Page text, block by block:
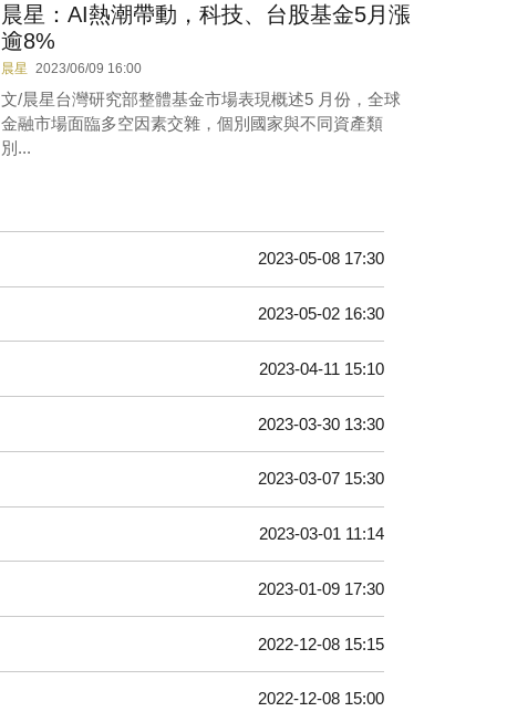
晨星：AI熱潮帶動，科技、台股基金5月漲
逾8%
晨星 2023/06/09 16:00
文/晨星台灣研究部整體基金市場表現概述5 月份，全球
金融市場面臨多空因素交雜，個別國家與不同資產類
別...
2023-05-08 17:30
2023-05-02 16:30
2023-04-11 15:10
2023-03-30 13:30
2023-03-07 15:30
2023-03-01 11:14
2023-01-09 17:30
2022-12-08 15:15
2022-12-08 15:00